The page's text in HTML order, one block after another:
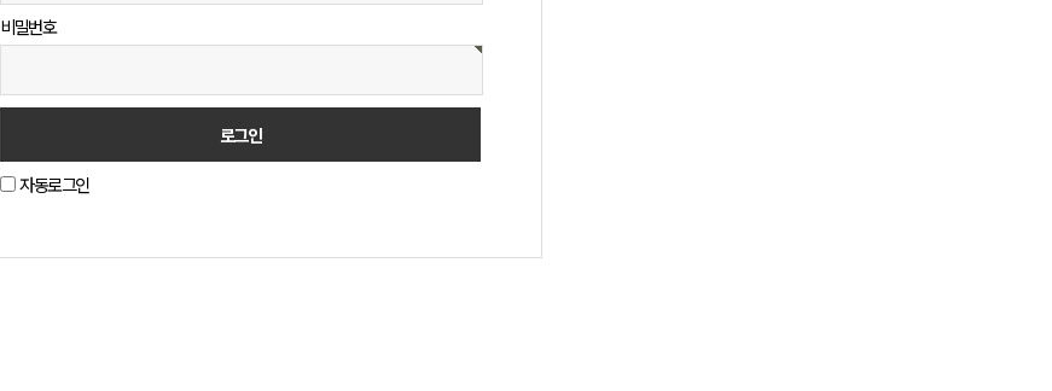
비밀번호
자동로그인